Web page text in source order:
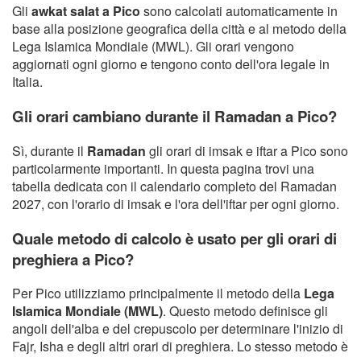
Gli awkat salat a Pico sono calcolati automaticamente in
base alla posizione geografica della città e al metodo della
Lega Islamica Mondiale (MWL). Gli orari vengono
aggiornati ogni giorno e tengono conto dell'ora legale in
Italia.
Gli orari cambiano durante il Ramadan a Pico?
Sì, durante il Ramadan gli orari di imsak e iftar a Pico sono
particolarmente importanti. In questa pagina trovi una
tabella dedicata con il calendario completo del Ramadan
2027, con l'orario di imsak e l'ora dell'iftar per ogni giorno.
Quale metodo di calcolo è usato per gli orari di
preghiera a Pico?
Per Pico utilizziamo principalmente il metodo della Lega
Islamica Mondiale (MWL). Questo metodo definisce gli
angoli dell'alba e del crepuscolo per determinare l'inizio di
Fajr, Isha e degli altri orari di preghiera. Lo stesso metodo è